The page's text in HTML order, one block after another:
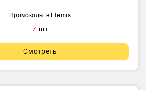
Промокоды в Elemis
7 шт
Смотреть